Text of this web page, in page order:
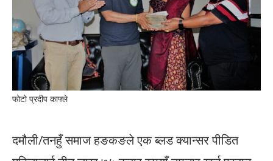
फोटो प्रदीप काफ्ले
दमौली/तनहुँ समाज हङकङले एक ब्लड क्यान्सर पीडित